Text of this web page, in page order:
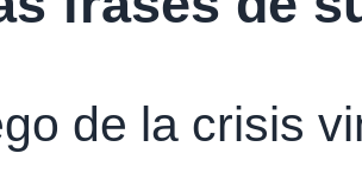
de la crisis